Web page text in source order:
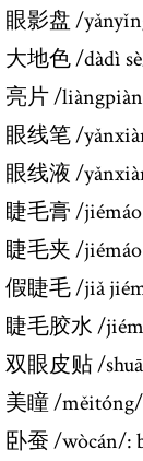
眼影盘 /
大地色 /dàdì
亮片 /
眼线笔 /
眼线液 /
睫毛膏 /jiémáo
睫毛夹 /
假睫毛 /jiǎ
睫毛胶水 /
双眼皮贴 /
美瞳 /
卧蚕 /wòcán/: